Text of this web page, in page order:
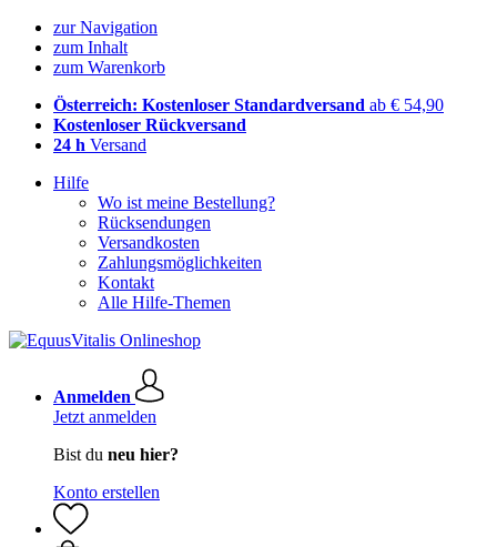
zur Navigation
zum Inhalt
zum Warenkorb
Österreich: Kostenloser Standardversand ab € 54,90
Kostenloser Rückversand
24 h Versand
Hilfe
Wo ist meine Bestellung?
Rücksendungen
Versandkosten
Zahlungsmöglichkeiten
Kontakt
Alle Hilfe-Themen
Anmelden
Jetzt anmelden
Bist du neu hier?
Konto erstellen